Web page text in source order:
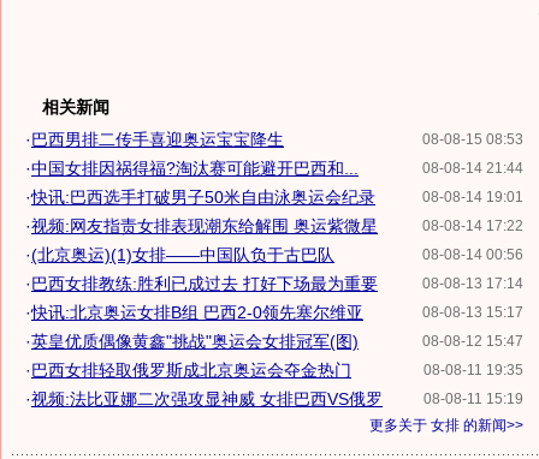
相关新闻
08-08-15 08:53
·巴西男排二传手喜迎奥运宝宝降生
08-08-14 21:44
·中国女排因祸得福?淘汰赛可能避开巴西和...
08-08-14 19:01
·快讯:巴西选手打破男子50米自由泳奥运会纪录
08-08-14 17:22
·视频:网友指责女排表现潮东给解围 奥运紫微星
08-08-14 00:56
·(北京奥运)(1)女排——中国队负于古巴队
08-08-13 17:14
·巴西女排教练:胜利已成过去 打好下场最为重要
08-08-13 15:17
·快讯:北京奥运女排B组 巴西2-0领先塞尔维亚
08-08-12 15:47
·英皇优质偶像黄鑫"挑战"奥运会女排冠军(图)
08-08-11 19:35
·巴西女排轻取俄罗斯成北京奥运会夺金热门
08-08-11 15:19
·视频:法比亚娜二次强攻显神威 女排巴西VS俄罗
更多关于 女排 的新闻>>